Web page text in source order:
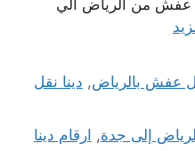
عفش من الرياض الي
عفش بالرياض, دينا نقل
إلى جدة, ارقام دينا